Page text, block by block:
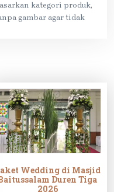
kategori produk,
gambar agar tidak
Wedding di Masjid
Duren Tiga
2026